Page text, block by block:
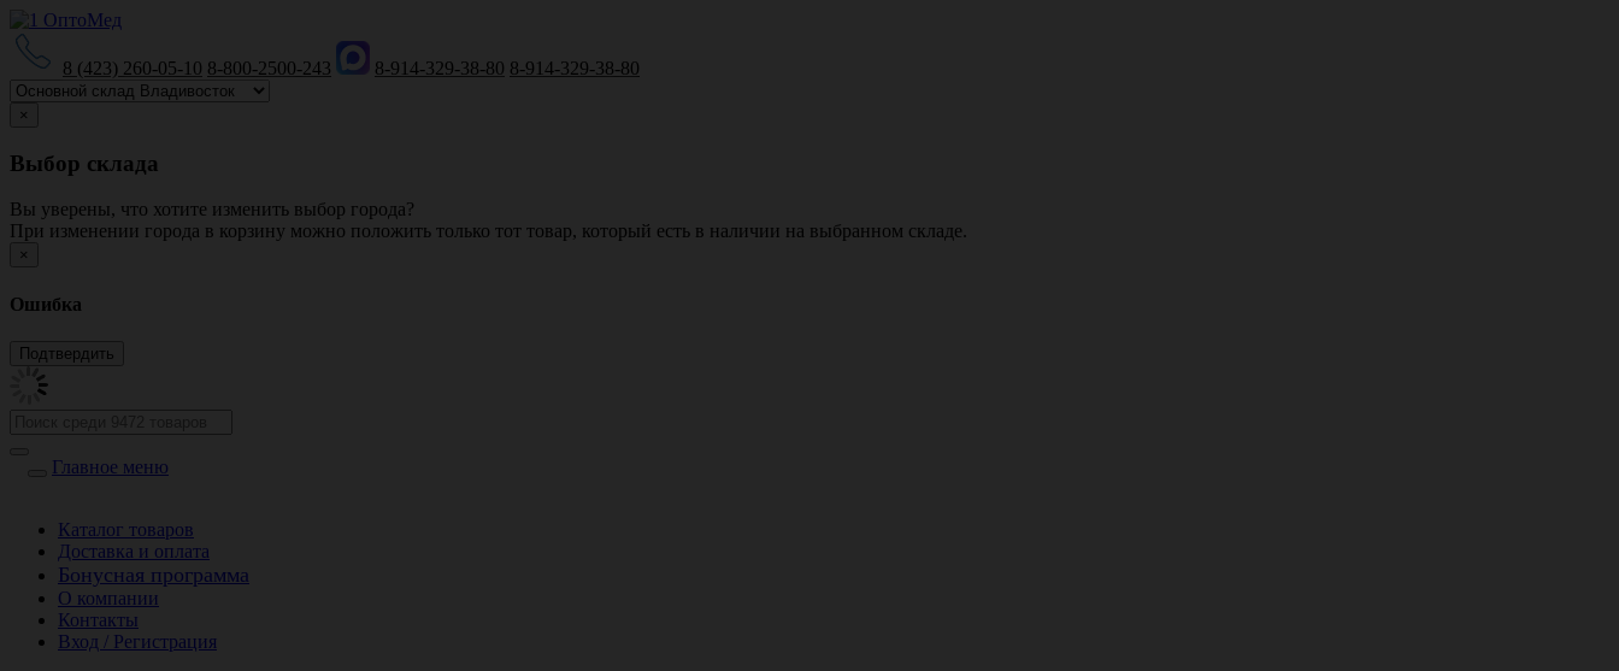
8 (423) 260-05-10 8-800-2500-243 8-914-329-38-80 8-914-329-38-80
×
Выбор склада
Вы уверены, что хотите изменить выбор города?
При изменении города в корзину можно положить только тот товар, который есть в наличии на выбранном складе.
×
Ошибка
Главное меню
Каталог товаров
Доставка и оплата
Бонусная программа
О компании
Контакты
Вход / Регистрация